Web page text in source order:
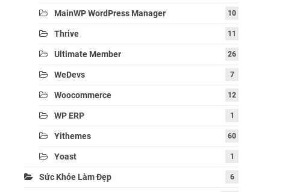
MainWP WordPress Manager 10
Thrive 11
Ultimate Member 26
WeDevs 7
Woocommerce 12
WP ERP 1
Yithemes 60
Yoast 1
Sức Khỏe Làm Đẹp 6